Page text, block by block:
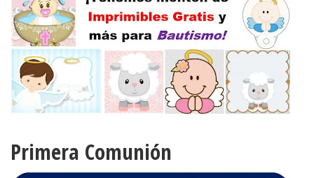
Primera Comunión